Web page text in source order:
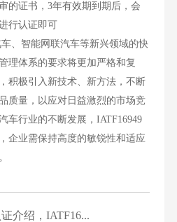
的证书，3年有效期到期后，会
行认证即可
智能网联汽车等新兴领域的快
理体系的要求将更加严格和复
积极引入新技术、新方法，不断
质量，以应对日益激烈的市场竞
车行业的不断发展，IATF16949
企业需保持高度的敏锐性和适应
介绍，IATF16...